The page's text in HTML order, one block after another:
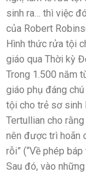
sinh ra… thì việc
của Robert
Hình thức rửa tội
giáo qua Thời kỳ
Trong 1.500 năm
giáo phụ đáng
tội cho trẻ sơ sinh
Tertullian cho
nên được trì hoãn
rỗi” (“Về phép báp
Sau đó, vào